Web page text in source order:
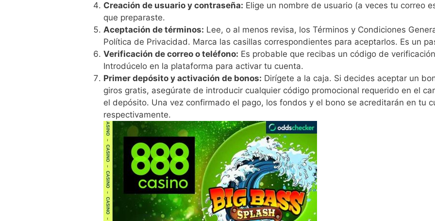
Creación de usuario y contraseña: Elige un nombre de usuario (a veces tu correo
que preparaste.
Aceptación de términos: Lee, o al menos revisa, los Términos y Condiciones
Política de Privacidad. Marca las casillas correspondientes para aceptarlos. Es un
Verificación de correo o teléfono: Es probable que recibas un código de
Introdúcelo en la plataforma para activar tu cuenta.
Primer depósito y activación de bonos: Dirígete a la caja. Si decides aceptar un
giros gratis, asegúrate de introducir cualquier código promocional requerido en el
el depósito. Una vez confirmado el pago, los fondos y el bono se acreditarán en tu
respectivamente.